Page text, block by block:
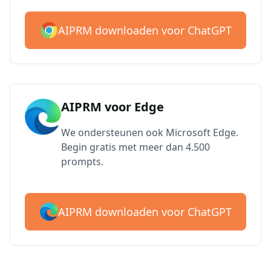
AIPRM downloaden voor ChatGPT
AIPRM voor Edge
We ondersteunen ook Microsoft Edge.
Begin gratis met meer dan 4.500
prompts.
AIPRM downloaden voor ChatGPT